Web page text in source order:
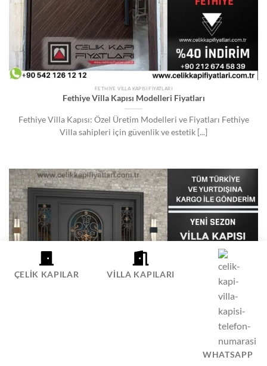
FETHIYE VILLA KAPISI FIYATLARI
Fethiye Villa Kapısı Modelleri Fiyatları
Fethiye Villa Kapısı: Özel Üretim Modelleri ve Fiyatları Fethiye
Villa sahipleri için güvenlik ve estetik [...]
ÇELIK KAPILAR VILLA KAPILARI
WHATSAPP